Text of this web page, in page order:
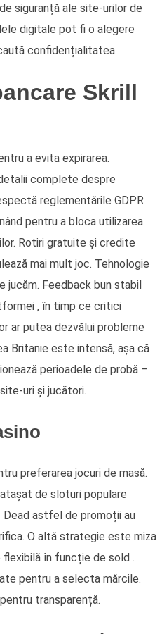
siguranță ale site-urilor de
digitale pot fi o alegere
confidențialitatea.
Skrill
a evita expirarea.
complete despre
reglementările GDPR
pentru a bloca utilizarea
Rotiri gratuite și credite
mai mult joc. Tehnologie
jucăm. Feedback bun stabil
, în timp ce critici
ar putea dezvălui probleme
Britanie este intensă, așa că
perioadele de probă –
uri și jucători.
preferarea jocuri de masă.
de sloturi populare
astfel de promoții au
O altă strategie este miza
flexibilă în funcție de sold .
pentru a selecta mărcile.
transparență.